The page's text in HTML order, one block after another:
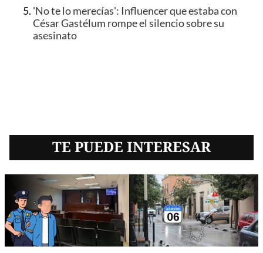
'No te lo merecías': Influencer que estaba con
César Gastélum rompe el silencio sobre su
asesinato
TE PUEDE INTERESAR